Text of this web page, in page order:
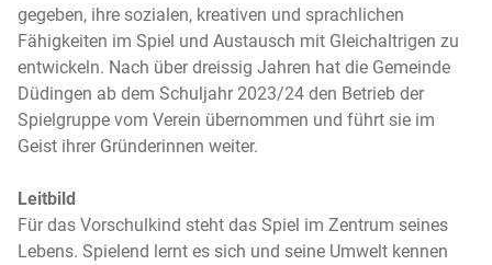
gegeben, ihre sozialen, kreativen und sprachlichen
Fähigkeiten im Spiel und Austausch mit Gleichaltrigen zu
entwickeln. Nach über dreissig Jahren hat die Gemeinde
Düdingen ab dem Schuljahr 2023/24 den Betrieb der
Spielgruppe vom Verein übernommen und führt sie im
Geist ihrer Gründerinnen weiter.
Leitbild
Für das Vorschulkind steht das Spiel im Zentrum seines
Lebens. Spielend lernt es sich und seine Umwelt kennen